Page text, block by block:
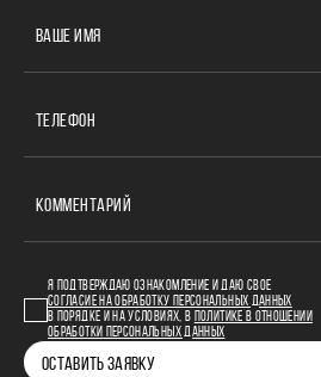
ВАШЕ ИМЯ
ТЕЛЕФОН
КОММЕНТАРИЙ
Я ПОДТВЕРЖДАЮ ОЗНАКОМЛЕНИЕ И ДАЮ СВОЕ
СОГЛАСИЕ НА ОБРАБОТКУ ПЕРСОНАЛЬНЫХ ДАННЫХ
В ПОРЯДКЕ И НА УСЛОВИЯХ, В
ПОЛИТИКЕ В ОТНОШЕНИИ
ОБРАБОТКИ ПЕРСОНАЛЬНЫХ ДАННЫХ
ОСТАВИТЬ ЗАЯВКУ